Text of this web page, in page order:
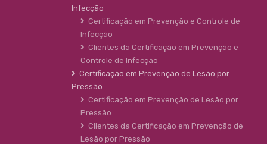
Infecção
Certificação em Prevenção e Controle de
Infecção
Clientes da Certificação em Prevenção e
Controle de Infecção
Certificação em Prevenção de Lesão por
Pressão
Certificação em Prevenção de Lesão por
Pressão
Clientes da Certificação em Prevenção de
Lesão por Pressão